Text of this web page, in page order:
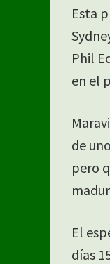
Esta
Phil
en el
de
pero
El
días